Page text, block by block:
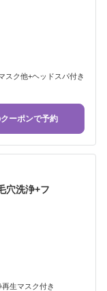
スク他+ヘッドスパ付き
ーポンで予約
穴洗浄+フ
生マスク付き